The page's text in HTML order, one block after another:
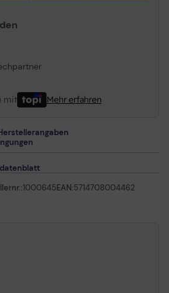
mit Mehr erfahren
1000645EAN:5714708004462